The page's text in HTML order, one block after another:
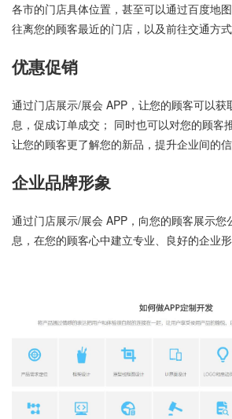
各市的门店具体位置，甚至可以通过百度地
往离您的顾客最近的门店，以及前往交通方式
优惠促销
通过门店展示/展会 APP，让您的顾客可以获
息，促成订单成交； 同时也可以对您的顾客
让您的顾客更了解您的新品，提升企业间的信
企业品牌形象
通过门店展示/展会 APP，向您的顾客展示您
息，在您的顾客心中建立专业、良好的企业形